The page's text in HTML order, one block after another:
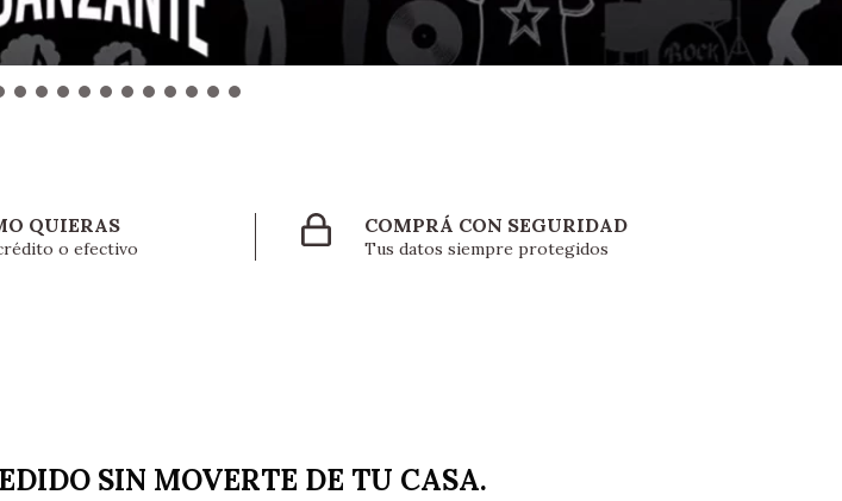
QUIERAS
o efectivo
COMPRÁ CON SEGURIDAD
Tus datos siempre protegidos
SIN MOVERTE DE TU CASA.